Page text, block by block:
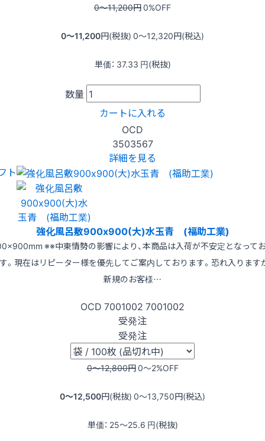
0〜11,200円0%OFF
0〜11,200円(税抜) 0〜12,320円(税込)
単価： 37.33 円(税抜)
数量
カートに入れる
OCD
3503567
詳細を見る
ト
強化風呂敷900x900(大)水玉青 (福助工業)
※※中東情勢の影響により、本商品は入荷が不安定となって
。現在はリピーター様を優先してご案内しております。恐れ入ります
新規のお客様…
OCD 7001002 7001002
受発注
受発注
0〜12,800円0〜2%OFF
0〜12,500円(税抜) 0〜13,750円(税込)
単価： 25〜25.6 円(税抜)